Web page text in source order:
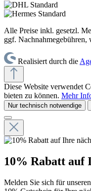
Alle Preise inkl. gesetzl.
ggf. Nachnahmegebühren,
Realisiert durch die
Diese Website verwendet
bieten zu können. Mehr
Nur technisch notwendige
10% Rabatt auf
Melden Sie sich für